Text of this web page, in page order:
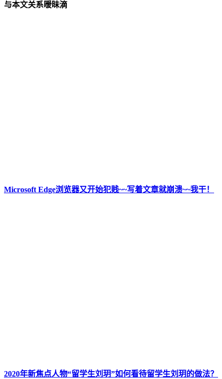
与本文关系暧昧滴
Microsoft Edge浏览器又开始犯贱~~写着文章就崩溃~~我干！
2020年新焦点人物“留学生刘玥”如何看待留学生刘玥的做法？